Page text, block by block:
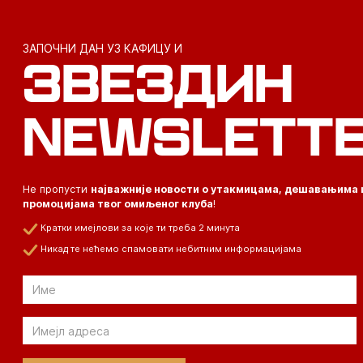
ЗАПОЧНИ ДАН УЗ КАФИЦУ И
ЗВЕЗДИН
Не пропусти најважније новости о утакмицама, дешавањима
промоцијама твог омиљеног клуба!
Кратки имејлови за које ти треба 2 минута
Никад те нећемо спамовати небитним информацијама
Email
Email